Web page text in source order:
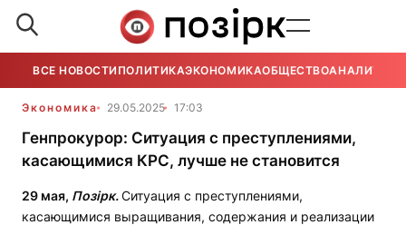
ВСЕ НОВОСТИ ПОЛИТИКАЭКОНОМИКАОБЩЕСТВОАНАЛИТИКА
Экономика 29.05.2025 17:03
Генпрокурор: Ситуация с преступлениями,
касающимися КРС, лучше не становится
29 мая, Позірк.Ситуация с преступлениями,
касающимися выращивания, содержания и реализации